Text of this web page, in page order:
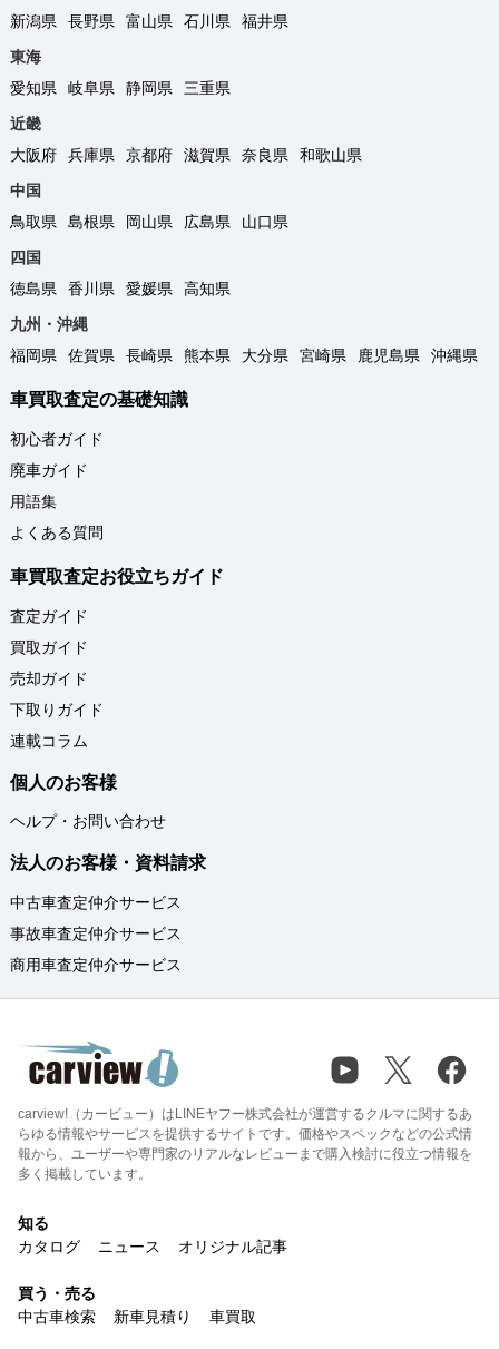
新潟県
長野県 富山県 石川県
福井県
東海
愛知県
岐阜県 静岡県
三重県
近畿
大阪府
兵庫県 京都府 滋賀県 奈良県
和歌山県
中国
鳥取県
島根県 岡山県 広島県
山口県
四国
徳島県
香川県 愛媛県
高知県
九州・沖縄
福岡県
佐賀県 長崎県 熊本県 大分県 宮崎県 鹿児島県 沖縄県
車買取査定の基礎知識
初心者ガイド
廃車ガイド
用語集
よくある質問
車買取査定お役立ちガイド
査定ガイド
買取ガイド
売却ガイド
下取りガイド
連載コラム
個人のお客様
ヘルプ・お問い合わせ
法人のお客様・資料請求
中古車査定仲介サービス
事故車査定仲介サービス
商用車査定仲介サービス
carview!（カービュー）はLINEヤフー株式会社が運営するクルマに関するあ
らゆる情報やサービスを提供するサイトです。価格やスペックなどの公式情
報から、ユーザーや専門家のリアルなレビューまで購入検討に役立つ情報を
多く掲載しています。
知る
カタログ
ニュース オリジナル記事
買う・売る
中古車検索
新車見積り 車買取